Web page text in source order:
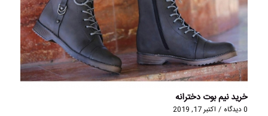
خرید نیم بوت دخترانه
0 دیدگاه / اکتبر 17, 2019